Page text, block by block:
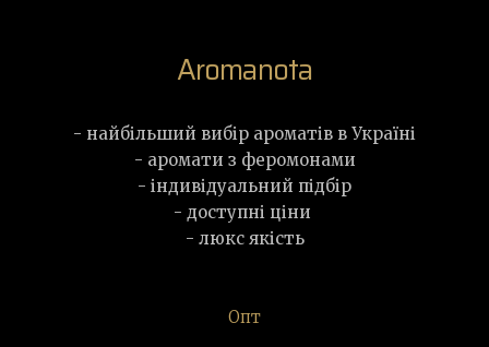
Aromanota
- найбільший вибір ароматів в Україні
- аромати з феромонами
- індивідуальний підбір
- доступні ціни
- люкс якість
Опт